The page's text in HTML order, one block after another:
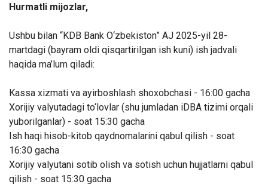
Hurmatli mijozlar,
Ushbu bilan “KDB Bank O‘zbekiston” AJ 2025-yil 28-
martdagi (bayram oldi qisqartirilgan ish kuni) ish jadvali
haqida ma’lum qiladi:
Kassa xizmati va ayirboshlash shoxobchasi - 16:00 gacha
Xorijiy valyutadagi to‘lovlar (shu jumladan iDBA tizimi orqali
yuborilganlar) - soat 15:30 gacha
Ish haqi hisob-kitob qaydnomalarini qabul qilish - soat
16:30 gacha
Xorijiy valyutani sotib olish va sotish uchun hujjatlarni qabul
qilish - soat 15:30 gacha